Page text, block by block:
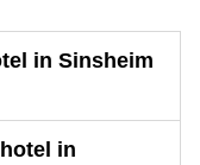
in Sinsheim
in